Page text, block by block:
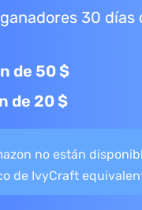
30 días
de 50 $
de 20 $
no están
de IvyCraft